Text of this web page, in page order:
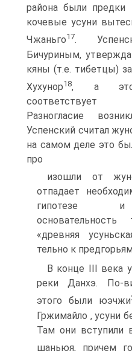
района были
кочевые усуни
Чжаньго17.
Бичуриным,
кяны (т.е. тибетцы)
Хухунор18, а это,
соответствует
Разногласие
Успенский считал
на самом деле это
про­
изошли от
отпадает
гипотезе и
«древняя
тельно к
В конце III века
реки Данхэ. По-
этого были юэчжи
Гржимайло , усуни
Там они вступили
шаньюя, причем